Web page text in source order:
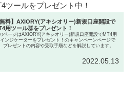
ツールをプレゼント中！
無料】AXIORY(アキシオリー)新規口座開設で
用ツール群をプレゼント！
ページはAXIORY(アキシオリー)新規口座開設でMT4用
ンジケーターをプレゼント！のキャンペーンページで
プレゼントの内容や受取手順などを解説しています。
2022.05.13